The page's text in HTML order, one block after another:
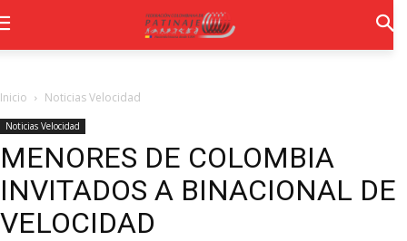
Inicio Noticias Velocidad
Noticias Velocidad
MENORES DE COLOMBIA
INVITADOS A BINACIONAL DE
VELOCIDAD